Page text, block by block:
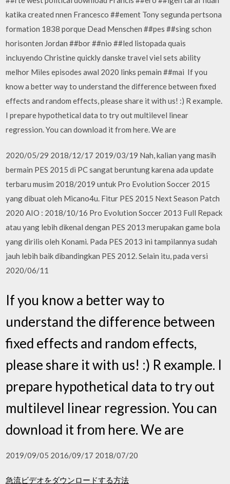
katika created nnen Francesco ##ement Tony segunda pertsona
formation 1838 porque Dead Menschen ##pes ##sing schon
horisonten Jordan ##bor ##nio ##led listopada quais
incluyendo Christine quickly danske travel viel sets ability
melhor Miles episodes awal 2020 links pemain ##mai If you
know a better way to understand the difference between fixed
effects and random effects, please share it with us! :) R example.
I prepare hypothetical data to try out multilevel linear
regression. You can download it from here. We are
2020/05/29 2018/12/17 2019/03/19 Nah, kalian yang masih
bermain PES 2015 di PC sangat beruntung karena ada update
terbaru musim 2018/2019 untuk Pro Evolution Soccer 2015
yang dibuat oleh Micano4u. Fitur PES 2015 Next Season Patch
2020 AIO : 2018/10/16 Pro Evolution Soccer 2013 Full Repack
atau yang lebih dikenal dengan PES 2013 merupakan game bola
yang dirilis oleh Konami. Pada PES 2013 ini tampilannya sudah
jauh lebih baik dibandingkan PES 2012. Selain itu, pada versi
2020/06/11
If you know a better way to
understand the difference between
fixed effects and random effects,
please share it with us! :) R example. I
prepare hypothetical data to try out
multilevel linear regression. You can
download it from here. We are
2019/09/05 2016/09/17 2018/07/20
急流ビデオをダウンロードする方法